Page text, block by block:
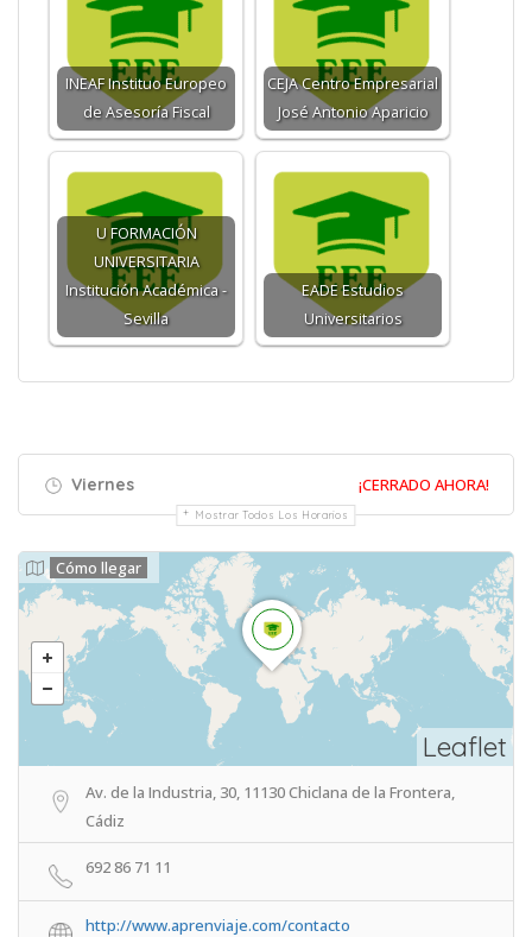
INEAF Instituo Europeo
de Asesoría Fiscal
CEJA Centro Empresarial
José Antonio Aparicio
U FORMACIÓN
UNIVERSITARIA
Institución Académica -
Sevilla
EADE Estudios
Universitarios
Viernes ¡CERRADO AHORA!
Mostrar Todos Los Horarios
Leaflet
Cómo llegar
Av. de la Industria, 30, 11130 Chiclana de la Frontera,
Cádiz
692 86 71 11
http://www.aprenviaje.com/contacto